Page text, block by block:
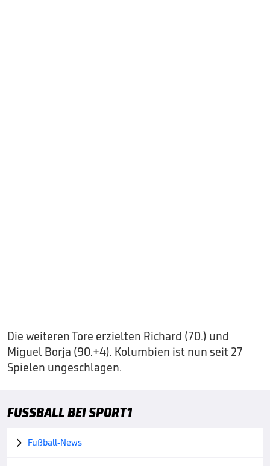
Die weiteren Tore erzielten Richard (70.) und
Miguel Borja (90.+4). Kolumbien ist nun seit 27
Spielen ungeschlagen.
FUSSBALL BEI SPORT1
 Fußball-News